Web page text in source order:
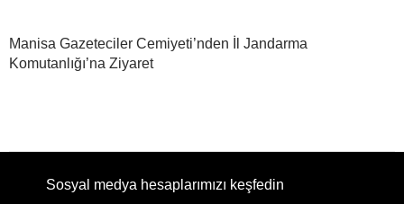
Manisa Gazeteciler Cemiyeti’nden İl Jandarma
Komutanlığı’na Ziyaret
Sosyal medya hesaplarımızı keşfedin